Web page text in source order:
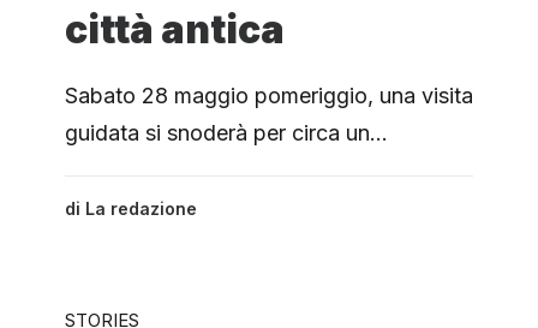
città antica
Sabato 28 maggio pomeriggio, una visita
guidata si snoderà per circa un…
di La redazione
STORIES